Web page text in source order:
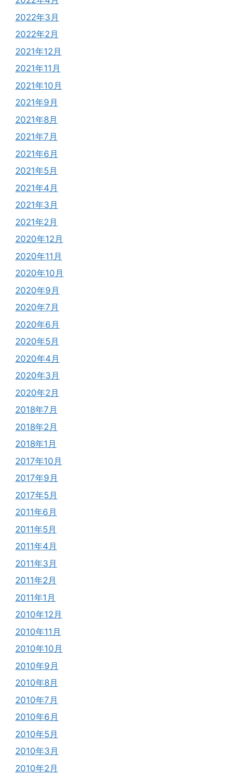
2022年3月
2022年2月
2021年12月
2021年11月
2021年10月
2021年9月
2021年8月
2021年7月
2021年6月
2021年5月
2021年4月
2021年3月
2021年2月
2020年12月
2020年11月
2020年10月
2020年9月
2020年7月
2020年6月
2020年5月
2020年4月
2020年3月
2020年2月
2018年7月
2018年2月
2018年1月
2017年10月
2017年9月
2017年5月
2011年6月
2011年5月
2011年4月
2011年3月
2011年2月
2011年1月
2010年12月
2010年11月
2010年10月
2010年9月
2010年8月
2010年7月
2010年6月
2010年5月
2010年3月
2010年2月